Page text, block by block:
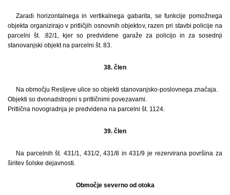
Zaradi horizontalnega in vertikalnega gabarita, se funkcije pomožnega
objekta organizirajo v pritličjih osnovnih objektov, razen pri stavbi policije na
parcelni št. .82/1, kjer so predvidene garaže za policijo in za sosednji
stanovanjski objekt na parcelni št. 83.
38. člen
Na območju Resljeve ulice so objekti stanovanjsko-poslovnega značaja.
Objekti so dvonadstropni s pritličnimi povezavami.
Pritlična novogradnja je predvidena na parcelni št. 1124.
39. člen
Na parcelnih št. 431/1, 431/2, 431/8 in 431/9 je rezervirana površina za
širitev šolske dejavnosti.
Območje severno od otoka